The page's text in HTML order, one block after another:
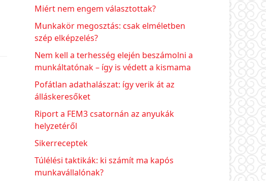
Miért nem engem választottak?
Munkakör megosztás: csak elméletben
szép elképzelés?
Nem kell a terhesség elején beszámolni a
munkáltatónak – így is védett a kismama
Pofátlan adathalászat: így verik át az
álláskeresőket
Riport a FEM3 csatornán az anyukák
helyzetéről
Sikerreceptek
Túlélési taktikák: ki számít ma kapós
munkavállalónak?